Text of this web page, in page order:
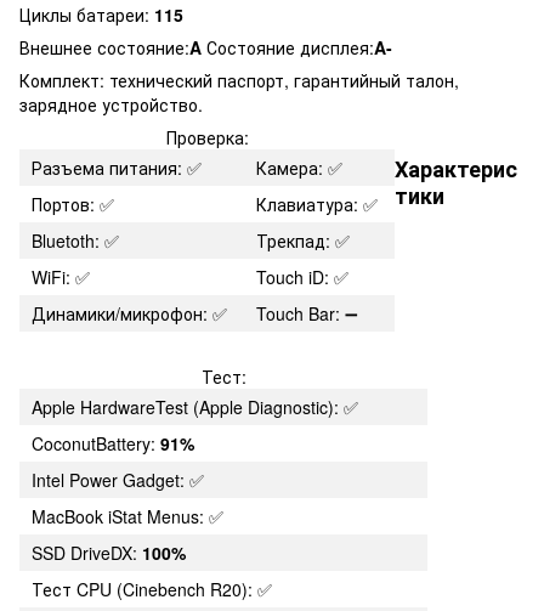
Циклы батареи: 115
Внешнее состояние:A Состояние дисплея:A-
Комплект: технический паспорт, гарантийный талон,
зарядное устройство.
Проверка:
Разъема питания: ✅
Камера: ✅
Портов: ✅
Клавиатура: ✅
Bluetoth: ✅
Трекпад: ✅
WiFi: ✅
Touch iD: ✅
Динамики/микрофон: ✅
Touch Bar: ➖
Тест:
Apple HardwareTest (Apple Diagnostic): ✅
CoconutBattery: 91%
Intel Power Gadget: ✅
MacBook iStat Menus: ✅
SSD DriveDX: 100%
Тест CPU (Cinebench R20): ✅
Характерис
тики